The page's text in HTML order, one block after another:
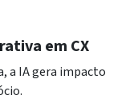
em CX
a IA gera impacto